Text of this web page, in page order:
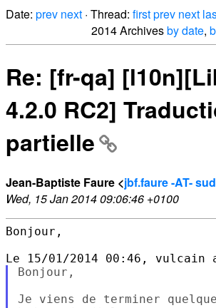
Date: prev next · Thread: firstprev next
2014 Archivesby date,
Re: [fr-qa]
4.2.0 RC2]
partielle
Jean-Baptiste Faure <jbf.faure -AT-
Wed, 15 Jan 2014 09:06:46 +0100
Bonjour,
Bonjour,
Je viens de terminer